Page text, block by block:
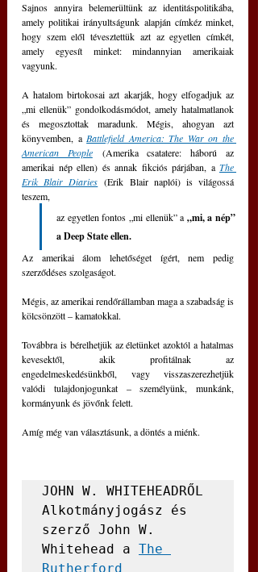
Sajnos annyira belemerültünk az identitáspolitikába,
amely politikai irányultságunk alapján címkéz minket,
hogy szem elől tévesztettük azt az egyetlen címkét,
amely egyesít minket: mindannyian amerikaiak
vagyunk.
A hatalom birtokosai azt akarják, hogy elfogadjuk az
„mi ellenük” gondolkodásmódot, amely hatalmatlanok
és megosztottak maradunk. Mégis, ahogyan azt
könyvemben, a Battlefield America: The War on the
American People (Amerika csatatere: háború az
amerikai nép ellen) és annak fikciós párjában, a The
Erik Blair Diaries (Erik Blair naplói) is világossá
teszem,
az egyetlen fontos „mi ellenük” a „mi, a nép”
a Deep State ellen.
Az amerikai álom lehetőséget ígért, nem pedig
szerződéses szolgaságot.
Mégis, az amerikai rendőrállamban maga a szabadság is
kölcsönzött – kamatokkal.
Továbbra is bérelhetjük az életünket azoktól a hatalmas
kevesektől, akik profitálnak az
engedelmeskedésünkből, vagy visszaszerezhetjük
valódi tulajdonjogunkat – személyünk, munkánk,
kormányunk és jövőnk felett.
Amíg még van választásunk, a döntés a miénk.
JOHN W. WHITEHEADRŐL
Alkotmányjogász és
szerző John W.
Whitehead a The
Rutherford